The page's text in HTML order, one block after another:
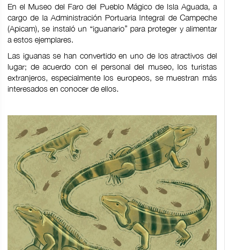
En el Museo del Faro del Pueblo Mágico de Isla Aguada, a
cargo de la Administración Portuaria Integral de Campeche
(Apicam), se instaló un “iguanario” para proteger y alimentar
a estos ejemplares.
Las iguanas se han convertido en uno de los atractivos del
lugar; de acuerdo con el personal del museo, los turistas
extranjeros, especialmente los europeos, se muestran más
interesados en conocer de ellos.